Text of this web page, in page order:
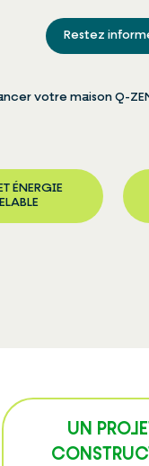
Restez
votre maison Q-
ÉNERGIE
UN